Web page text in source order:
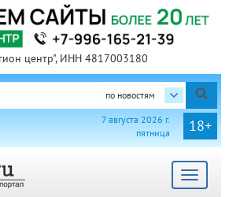
центр", ИНН 4817003180
по новостям
18+
7 августа 2026 г.
пятница
Toggle